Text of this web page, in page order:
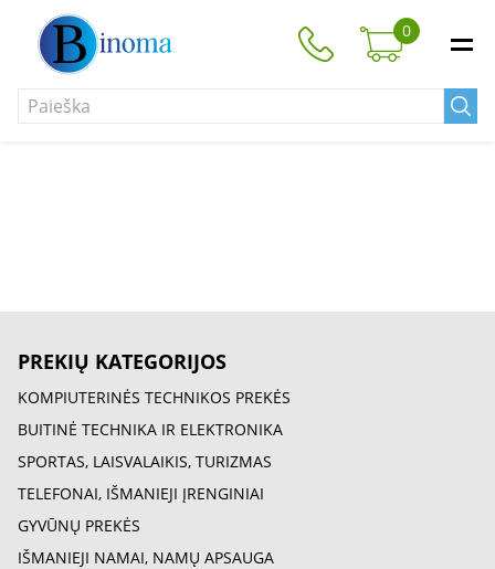
0
PREKIŲ KATEGORIJOS
KOMPIUTERINĖS TECHNIKOS PREKĖS
BUITINĖ TECHNIKA IR ELEKTRONIKA
SPORTAS, LAISVALAIKIS, TURIZMAS
TELEFONAI, IŠMANIEJI ĮRENGINIAI
GYVŪNŲ PREKĖS
IŠMANIEJI NAMAI, NAMŲ APSAUGA